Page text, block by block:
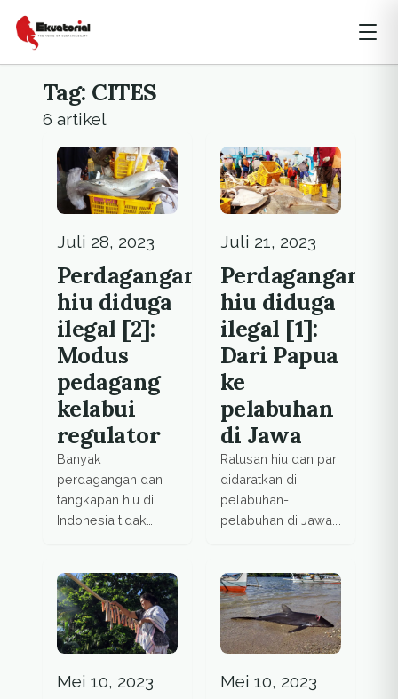
Tag: CITES
6 artikel
Juli 28, 2023
Perdagangan
hiu diduga
ilegal [2]:
Modus
pedagang
kelabui
regulator
Banyak
perdagangan dan
tangkapan hiu di
Indonesia tidak
main kucing-
kucingan hindari
peraturan.
Juli 21, 2023
Perdagangan
hiu diduga
ilegal [1]:
Dari Papua
ke
pelabuhan
di Jawa
Ratusan hiu dan pari
didaratkan di
pelabuhan-
pelabuhan di Jawa.
dan dilindungi.
Namun, tak ada
petugas yang
mengawasi
Mei 10, 2023 Mei 10, 2023